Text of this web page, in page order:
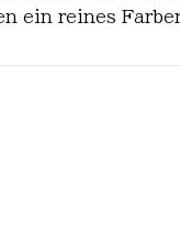
ein reines